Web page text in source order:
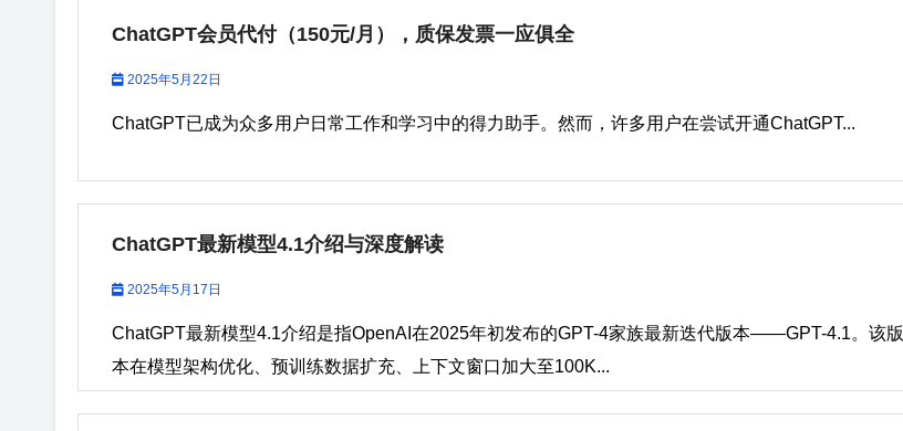
ChatGPT会员代付（150元/月），质保发票一应俱全
2025年5月22日
ChatGPT已成为众多用户日常工作和学习中的得力助手。然而，许多用户在尝试开通ChatGPT...
ChatGPT最新模型4.1介绍与深度解读
2025年5月17日
ChatGPT最新模型4.1介绍是指OpenAI在2025年初发布的GPT-4家族最新迭代版本——GPT-4.1。该版
本在模型架构优化、预训练数据扩充、上下文窗口加大至100K...